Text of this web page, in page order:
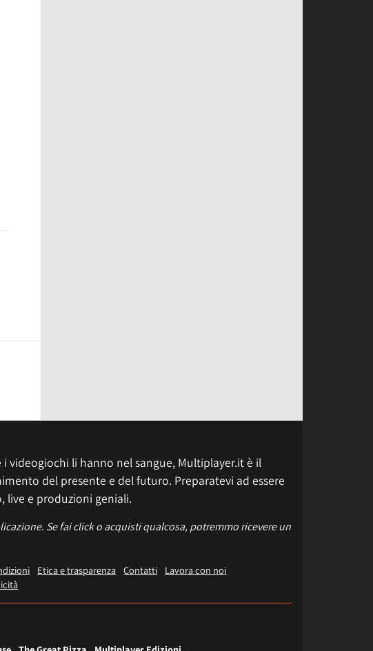
videogiochi li hanno nel sangue, Multiplayer.it è il
del presente e del futuro. Preparatevi ad essere
live e produzioni geniali.
Se fai click o acquisti qualcosa, potremmo ricevere un
Etica e trasparenza Contatti
Lavora con noi